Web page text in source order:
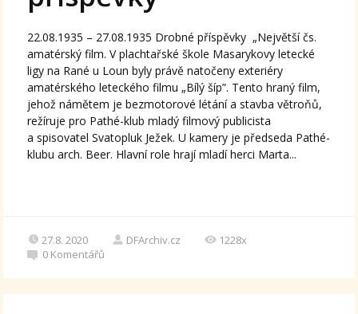
22.08.1935 – 27.08.1935 Drobné příspěvky „Největší čs.
amatérský film. V plachtařské škole Masarykovy letecké
ligy na Rané u Loun byly právě natočeny exteriéry
amatérského leteckého filmu „Bílý šíp”. Tento hraný film,
jehož námětem je bezmotorové létání a stavba větroňů,
režíruje pro Pathé-klub mladý filmový publicista
a spisovatel Svatopluk Ježek. U kamery je předseda Pathé-
klubu arch. Beer. Hlavní role hrají mladí herci Marta...
27.8. 2020 DFArchiv.cz
1228x
0 Komentářů